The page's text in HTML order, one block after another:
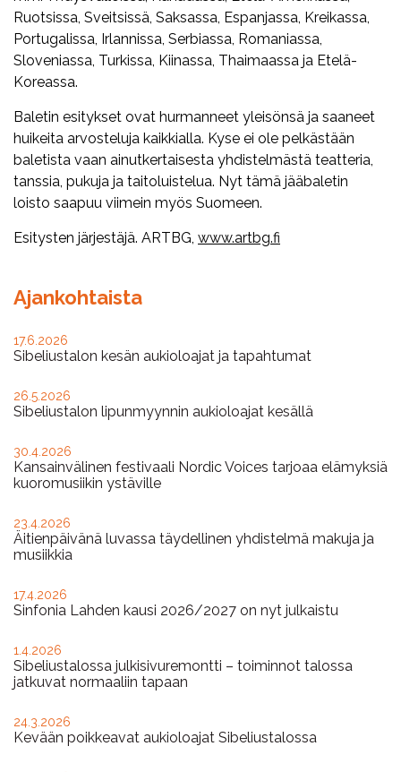
Ruotsissa, Sveitsissä, Saksassa, Espanjassa, Kreikassa,
Portugalissa, Irlannissa, Serbiassa, Romaniassa,
Sloveniassa, Turkissa, Kiinassa, Thaimaassa ja Etelä-
Koreassa.
Baletin esitykset ovat hurmanneet yleisönsä ja saaneet
huikeita arvosteluja kaikkialla. Kyse ei ole pelkästään
baletista vaan ainutkertaisesta yhdistelmästä teatteria,
tanssia, pukuja ja taitoluistelua. Nyt tämä jääbaletin
loisto saapuu viimein myös Suomeen.
Esitysten järjestäjä. ARTBG, www.artbg.fi
Ajankohtaista
17.6.2026
Sibeliustalon kesän aukioloajat ja tapahtumat
26.5.2026
Sibeliustalon lipunmyynnin aukioloajat kesällä
30.4.2026
Kansainvälinen festivaali Nordic Voices tarjoaa elämyksiä
kuoromusiikin ystäville
23.4.2026
Äitienpäivänä luvassa täydellinen yhdistelmä makuja ja
musiikkia
17.4.2026
Sinfonia Lahden kausi 2026/2027 on nyt julkaistu
1.4.2026
Sibeliustalossa julkisivuremontti – toiminnot talossa
jatkuvat normaaliin tapaan
24.3.2026
Kevään poikkeavat aukioloajat Sibeliustalossa